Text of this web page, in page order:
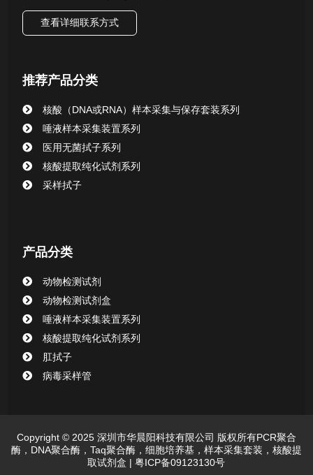
查看详细联系方式
推荐产品分类
核酸（DNA或RNA）样本采集与保存套装系列
唾液样本采集装置系列
医用无菌拭子系列
核酸提取纯化试剂系列
采样拭子
产品分类
动物检测试剂
动物检测试剂盒
唾液样本采集装置系列
核酸提取纯化试剂系列
肛拭子
病毒采样管
Copyright © 2025 深圳市华晨阳科技有限公司 版权所有PCR聚合
酶，DNA聚合酶，Taq聚合酶，细胞培养基，样本采集套装，核酸提
取试剂盒 | 粤ICP备09123130号